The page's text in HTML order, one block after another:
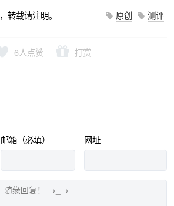
，转载请注明。 原创 测评
6人点赞 打赏
邮箱（必填） 网址